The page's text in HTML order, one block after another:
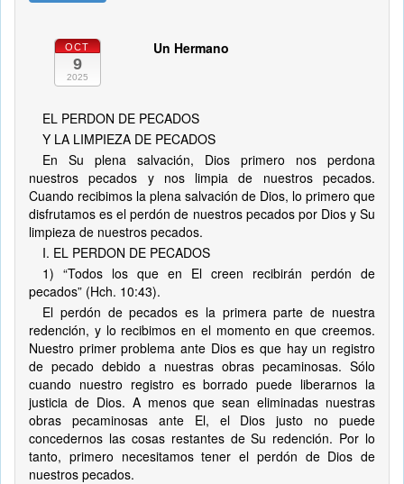
OCT
9
2025
Un Hermano
EL PERDON DE PECADOS
Y LA LIMPIEZA DE PECADOS
En Su plena salvación, Dios primero nos perdona
nuestros pecados y nos limpia de nuestros pecados.
Cuando recibimos la plena salvación de Dios, lo primero que
disfrutamos es el perdón de nuestros pecados por Dios y Su
limpieza de nuestros pecados.
I. EL PERDON DE PECADOS
1) “Todos los que en El creen recibirán perdón de
pecados” (Hch. 10:43).
El perdón de pecados es la primera parte de nuestra
redención, y lo recibimos en el momento en que creemos.
Nuestro primer problema ante Dios es que hay un registro
de pecado debido a nuestras obras pecaminosas. Sólo
cuando nuestro registro es borrado puede liberarnos la
justicia de Dios. A menos que sean eliminadas nuestras
obras pecaminosas ante El, el Dios justo no puede
concedernos las cosas restantes de Su redención. Por lo
tanto, primero necesitamos tener el perdón de Dios de
nuestros pecados.